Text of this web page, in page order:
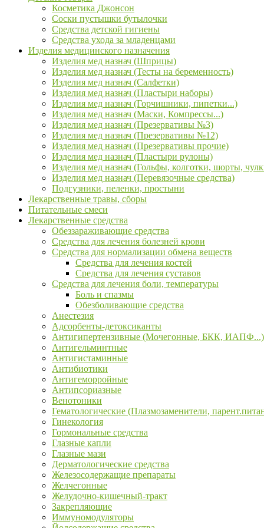
Косметика Джонсон
Соски пустышки бутылочки
Средства детской гигиены
Средства ухода за младенцами
Изделия медицинского назначения
Изделия мед назнач (Шприцы)
Изделия мед назнач (Тесты на беременность)
Изделия мед назнач (Салфетки)
Изделия мед назнач (Пластыри наборы)
Изделия мед назнач (Горчишники, пипетки...)
Изделия мед назнач (Маски, Компрессы...)
Изделия мед назнач (Презервативы №3)
Изделия мед назнач (Презервативы №12)
Изделия мед назнач (Презервативы прочие)
Изделия мед назнач (Пластыри рулоны)
Изделия мед назнач (Гольфы, колготки, шорты,
Изделия мед назнач (Перевязочные средства)
Подгузники, пеленки, простыни
Лекарственные травы, сборы
Питательные смеси
Лекарственные средства
Обеззараживающие средства
Средства для лечения болезней крови
Средства для нормализации обмена веществ
Средства для лечения костей
Средства для лечения суставов
Средства для лечения боли, температуры
Боль и спазмы
Обезболивающие средства
Анестезия
Адсорбенты-детоксиканты
Антигипертензивные (Мочегонные, БКК, ИАПФ...)
Антигельминтные
Антигистаминные
Антибиотики
Антигеморройные
Антипсориазные
Венотоники
Гематологические (Плазмозаменители,
Гинекология
Гормональные средства
Глазные капли
Глазные мази
Дерматологические средства
Железосодержащие препараты
Желчегонные
Желудочно-кишечный-тракт
Закрепляющие
Иммуномодуляторы